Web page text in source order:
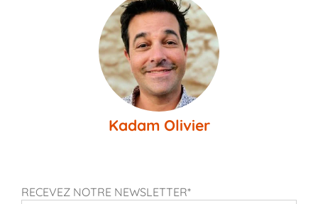
Kadam Olivier
RECEVEZ NOTRE NEWSLETTER*